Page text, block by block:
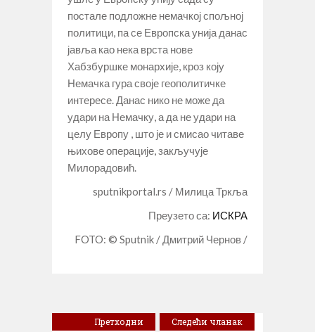
постале подложне немачкој спољној
политици, па се Европска унија данас
јавља као нека врста нове
Хабзбуршке монархије, кроз коју
Немачка гура своје геополитичке
интересе. Данас нико не може да
удари на Немачку, а да не удари на
целу Европу , што је и смисао читаве
њихове операције, закључује
Милорадовић.
sputnikportal.rs / Милица Тркља
Преузето са: ИСКРА
FOTO: © Sputnik / Дмитрий Чернов /
Претходни
Следећи чланак